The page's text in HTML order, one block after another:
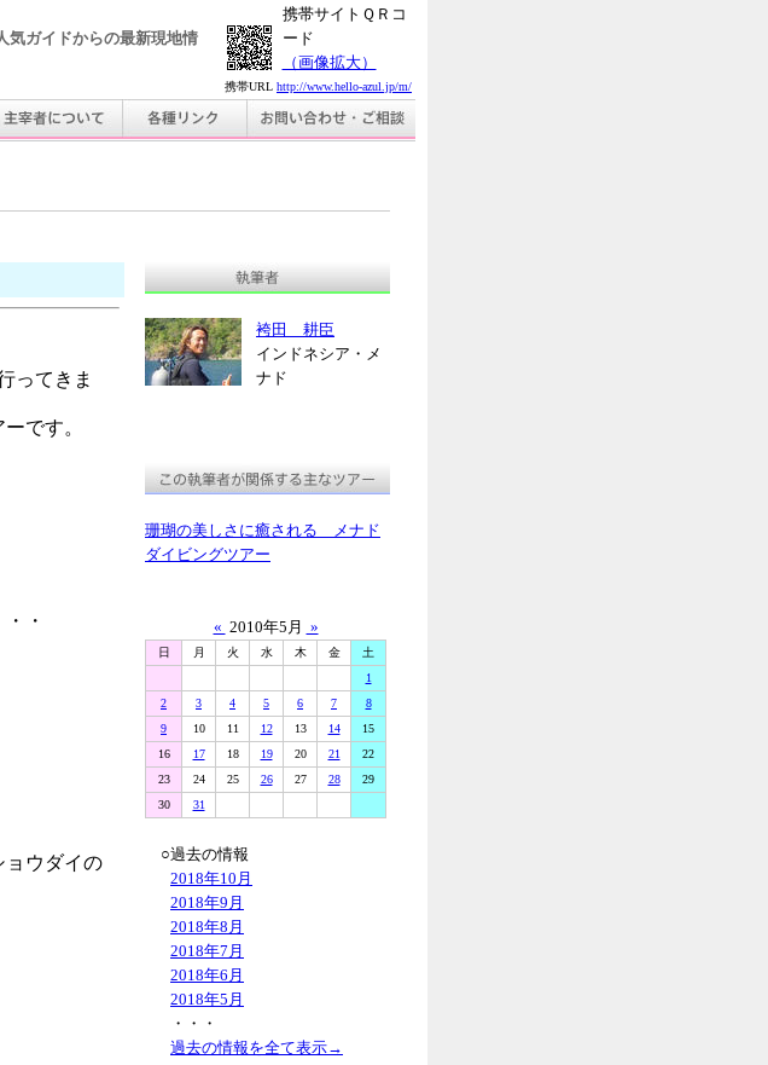
気ガイドからの最新現地情
携帯サイトＱＲコ
ード
（画像拡大）
携帯URL http://www.hello-azul.jp/m/
ってきま
です。
・
ョウダイの
袴田 耕臣
インドネシア・メ
ナド
珊瑚の美しさに癒される メナド
ダイビングツアー
« 2010年5月 »
日 月 火 水 木 金
土
1
2
3 4 5 6 7
8
9
10 11 12 13 14
15
16
17 18 19 20 21
22
23
24 25 26 27 28
29
30
31
○過去の情報
2018年10月
2018年9月
2018年8月
2018年7月
2018年6月
2018年5月
・・・
過去の情報を全て表示→